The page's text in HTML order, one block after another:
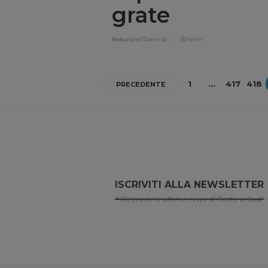
grate
Redazione13 anni fa 1 min
PRECEDENTE 1 … 417 418
ISCRIVITI ALLA NEWSLETTER
* Riceverai le ultime news di Resto al Sud!